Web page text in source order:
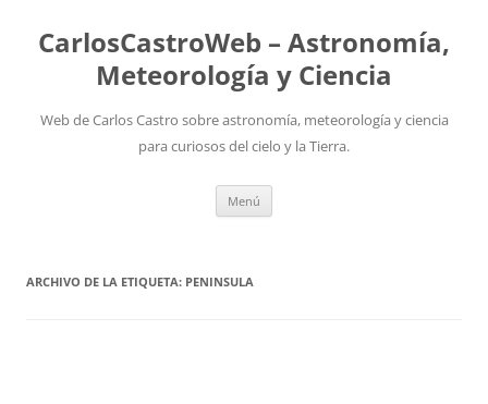
contenido
CarlosCastroWeb – Astronomía,
Meteorología y Ciencia
Web de Carlos Castro sobre astronomía, meteorología y ciencia
para curiosos del cielo y la Tierra.
Menú
ARCHIVO DE LA ETIQUETA: PENINSULA